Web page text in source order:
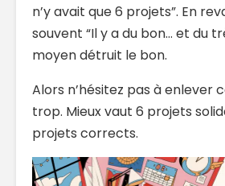
n’y avait que 6 projets”. En
souvent “Il y a du bon… et du
moyen détruit le bon.
Alors n’hésitez pas à enlever
trop. Mieux vaut 6 projets
projets corrects.